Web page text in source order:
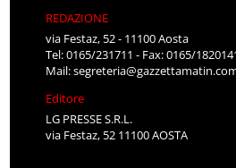
REDAZIONE
via Festaz, 52 - 11100 Aosta
Tel: 0165/231711 - Fax: 0165/
Mail:
Editore
LG PRESSE S.R.L.
via Festaz, 52 11100 AOSTA